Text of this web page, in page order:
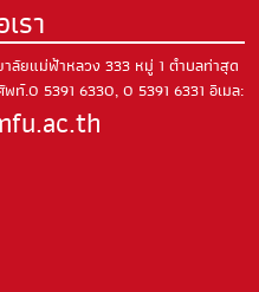
รา
ลัยแม่ฟ้าหลวง333 หมู่ 1 ตำบลท่าสุด
พท์.0 5391 6330, 0 5391 6331 อีเมล: